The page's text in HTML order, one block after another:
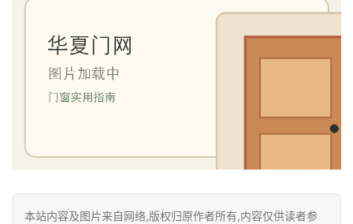
本站内容及图片来自网络,版权归原作者所有,内容仅供读者参